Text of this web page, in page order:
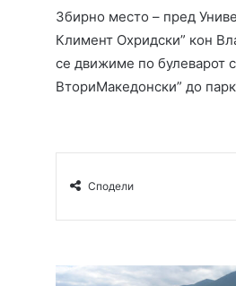
Збирно место – пред
Климент Охридски” кон
се движиме по булеварот
ВториМакедонски” до
Сподели